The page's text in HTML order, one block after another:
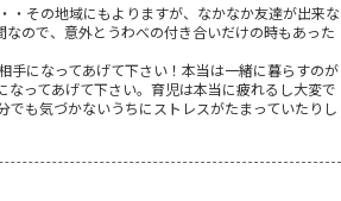
・その地域にもよりますが、なかなか友達が出来な
ので、意外とうわべの付き合いだけの時もあった
手になってあげて下さい！本当は一緒に暮らすのが
ってあげて下さい。育児は本当に疲れるし大変で
も気づかないうちにストレスがたまっていたりし